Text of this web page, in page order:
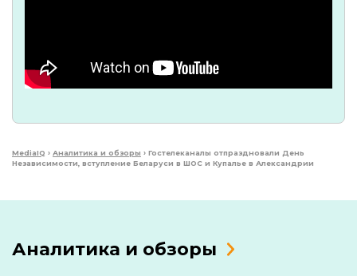
MediaIQ › Аналитика и обзоры › Гостелеканалы отпраздновали День
Независимости, вступление Беларуси в ШОС и Купалье в Александрии
Аналитика и обзоры